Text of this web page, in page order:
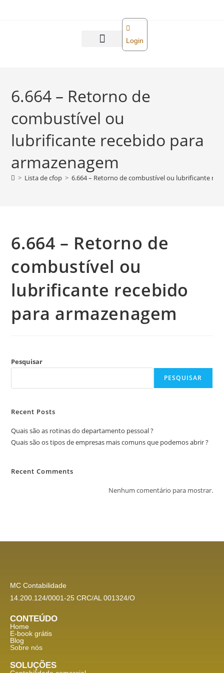
Login
6.664 – Retorno de
combustível ou
lubrificante recebido para
armazenagem
> Lista de cfop > 6.664 – Retorno de combustível ou lubrificante
6.664 – Retorno de
combustível ou
lubrificante recebido
para armazenagem
Pesquisar
PESQUISAR
Recent Posts
Quais são as rotinas do departamento pessoal ?
Quais são os tipos de empresas mais comuns que podemos abrir ?
Recent Comments
Nenhum comentário para mostrar.
MC Contabilidade
14.200.124/0001-25 CRC/AL 001324/O
CONTEÚDO
Home
E-book grátis
Blog
Sobre nós
SOLUÇÕES